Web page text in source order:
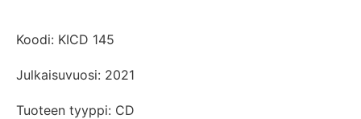
Koodi: KICD 145
Julkaisuvuosi: 2021
Tuoteen tyyppi: CD